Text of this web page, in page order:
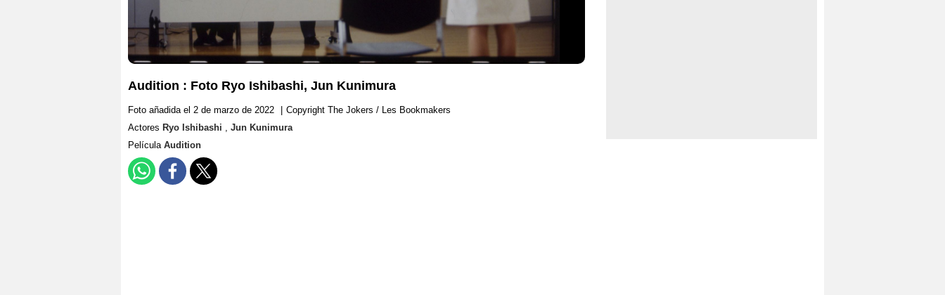
Audition : Foto Ryo Ishibashi, Jun Kunimura
Foto añadida el 2 de marzo de 2022
Copyright The Jokers / Les Bookmakers
Actores Ryo Ishibashi , Jun Kunimura
Película Audition